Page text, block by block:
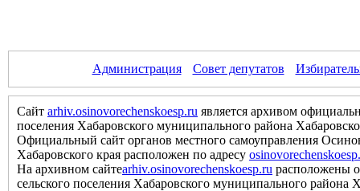
Администрация Совет депутатов
Сайт arhiv.osinovorechenskoesp.ru является архивом
поселения Хабаровского муниципального района
Официальный сайт органов местного самоуправления
Хабаровского края расположен по адресу
На архивном сайтеarhiv.osinovorechenskoesp.ru расположены
сельского поселения Хабаровского муниципального района